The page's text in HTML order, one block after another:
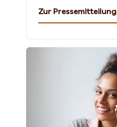
Zur Pressemitteilung